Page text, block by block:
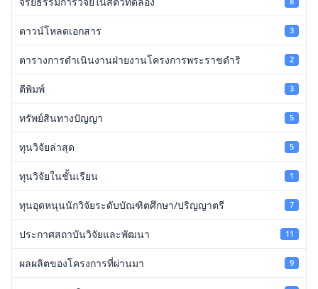
ดาวน์โหลดเอกสาร 3
ตารางการดำเนินงานฝ่ายงานโครงการพระราชดำริ 2
ตีพิมพ์ 3
ทรัพย์สินทางปัญญา 5
ทุนวิจัยล่าสุด 5
ทุนวิจัยในชั้นเรียน 1
ทุนอุดหนุนนักวิจัยระดับบัณฑิตศึกษา/ปริญญาตรี 7
ประกาศสถาบันวิจัยและพัฒนา 11
ผลผลิตของโครงการที่ผ่านมา 9